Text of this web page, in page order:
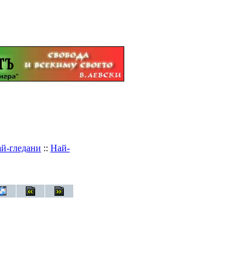
гледани :: Най-